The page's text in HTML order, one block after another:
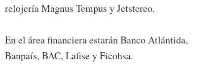
relojería Magnus Tempus y Jetstereo.
En el área financiera estarán Banco Atlántida,
Banpaís, BAC, Lafise y Ficohsa.